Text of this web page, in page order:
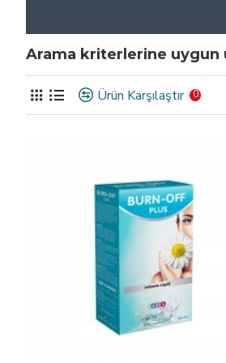
Arama kriterlerine uygun
Ürün Karşılaştır 0